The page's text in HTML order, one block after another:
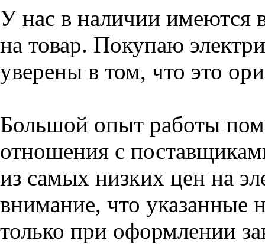
У нас в наличии имеются
на товар. Покупаю
уверены в том, что это
Большой опыт работы
отношения с
из самых низких цен на
внимание, что указанные
только при оформлении